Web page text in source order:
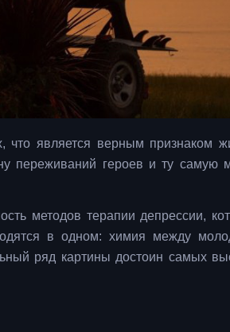
что является верным признаком
переживаний героев и ту самую
методов терапии депрессии,
в одном: химия между
ряд картины достоин самых